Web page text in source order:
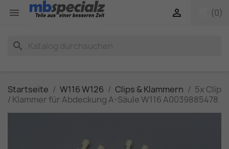
 (0)

search
Startseite W116 W126 Clips & Klammern
5x Clip
/ Klammer für Abdeckung A-Säule W116 A0039885478